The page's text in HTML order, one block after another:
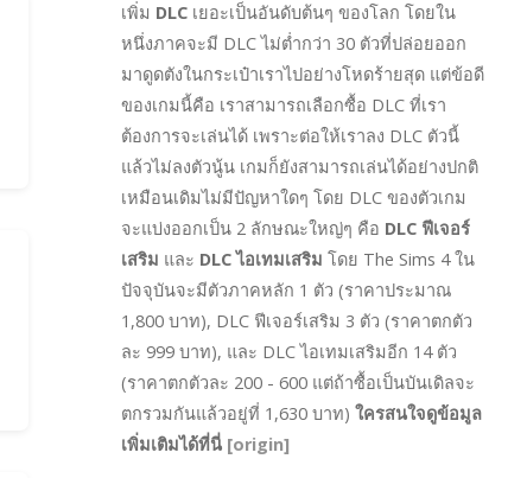
เพิ่ม DLC เยอะเป็นอันดับต้นๆ ของโลก โดยใน
หนึ่งภาคจะมี DLC ไม่ต่ำกว่า 30 ตัวที่ปล่อยออก
มาดูดตังในกระเป๋าเราไปอย่างโหดร้ายสุด แต่ข้อดี
ของเกมนี้คือ เราสามารถเลือกซื้อ DLC ที่เรา
ต้องการจะเล่นได้ เพราะต่อให้เราลง DLC ตัวนี้
แล้วไม่ลงตัวนู้น เกมก็ยังสามารถเล่นได้อย่างปกติ
เหมือนเดิมไม่มีปัญหาใดๆ โดย DLC ของตัวเกม
จะแบ่งออกเป็น 2 ลักษณะใหญ่ๆ คือ DLC ฟีเจอร์
เสริม และ DLC ไอเทมเสริม โดย The Sims 4 ใน
ปัจจุบันจะมีตัวภาคหลัก 1 ตัว (ราคาประมาณ
1,800 บาท), DLC ฟีเจอร์เสริม 3 ตัว (ราคาตกตัว
ละ 999 บาท), และ DLC ไอเทมเสริมอีก 14 ตัว
(ราคาตกตัวละ 200 - 600 แต่ถ้าซื้อเป็นบันเดิลจะ
ตกรวมกันแล้วอยู่ที่ 1,630 บาท) ใครสนใจดูข้อมูล
เพิ่มเติมได้ที่นี่ [origin]